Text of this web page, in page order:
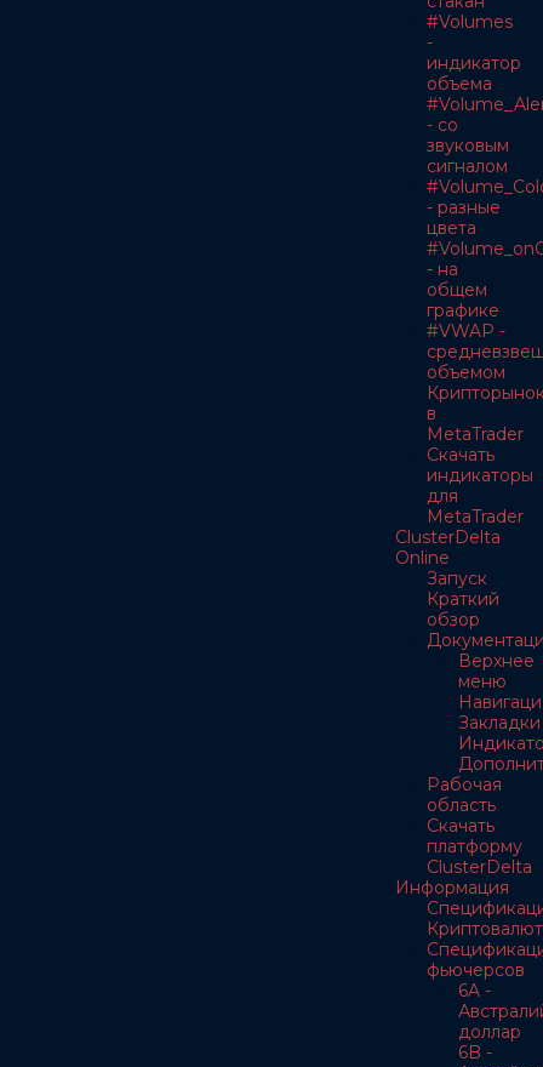
#Volumes
-
индикатор
объема
- со
звуковым
сигналом
- разные
цвета
- на
общем
графике
#VWAP -
объемом
в
MetaTrader
Скачать
индикаторы
для
MetaTrader
ClusterDelta
Online
Запуск
Краткий
обзор
Верхнее
меню
Закладки
Рабочая
область
Скачать
платформу
ClusterDelta
Информация
Криптовалют
фьючерсов
6A -
доллар
6B -